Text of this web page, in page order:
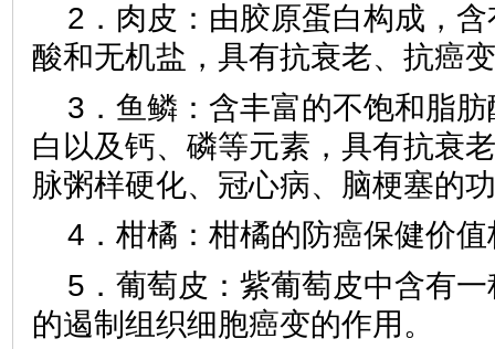
2．肉皮：由胶原蛋白构成，
酸和无机盐，具有抗衰老、抗癌
3．鱼鳞：含丰富的不饱和脂
白以及钙、磷等元素，具有抗衰
脉粥样硬化、冠心病、脑梗塞的
4．柑橘：柑橘的防癌保健价值
5．葡萄皮：紫葡萄皮中含有
的遏制组织细胞癌变的作用。